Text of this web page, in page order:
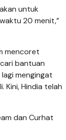
untuk
20 menit,”
mencoret
bantuan
mengingat
Kini, Hindia telah
dan Curhat